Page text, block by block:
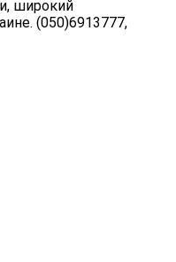
широкий
(050)6913777,